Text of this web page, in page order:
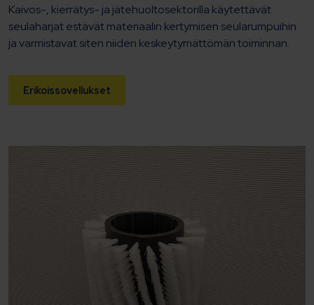
Kaivos-, kierrätys- ja jätehuoltosektorilla käytettävät
seulaharjat estävät materiaalin kertymisen seularumpuihin
ja varmistavat siten niiden keskeytymättömän toiminnan.
Erikoissovellukset